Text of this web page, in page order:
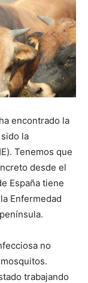
encontrado la
la
Tenemos que
desde el
España tiene
Enfermedad
no
trabajando